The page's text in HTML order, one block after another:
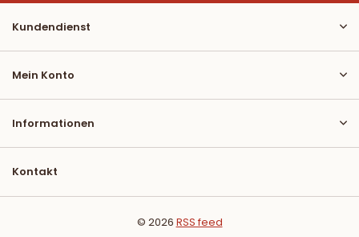
Kundendienst
Mein Konto
Informationen
Kontakt
© 2026 RSS feed